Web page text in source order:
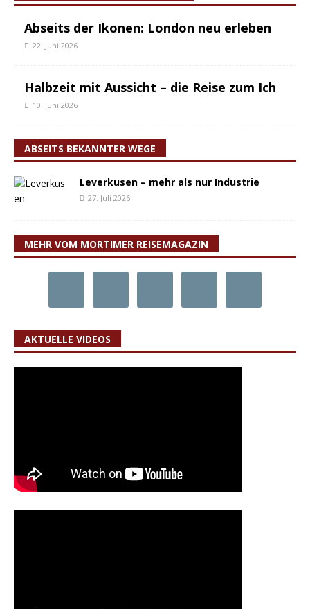
Abseits der Ikonen: London neu erleben
22. Juni 2026
Halbzeit mit Aussicht – die Reise zum Ich
10. Juni 2026
ABSEITS BEKANNTER WEGE
Leverkusen – mehr als nur Industrie
27. Juli 2026
MEHR VOM MORTIMER REISEMAGAZIN
AKTUELLE VIDEOS